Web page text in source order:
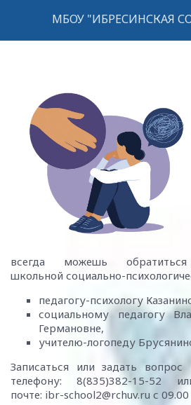
МБОУ "ИБРЕСИНСКАЯ
всегда можешь
школьной социально-
педагогу-психологу
социальному педагогу
Германовне,
учителю-логопеду
Записаться или задать
телефону: 8(835)382-15-52
почте: ibr-school2@rchuv.ru с